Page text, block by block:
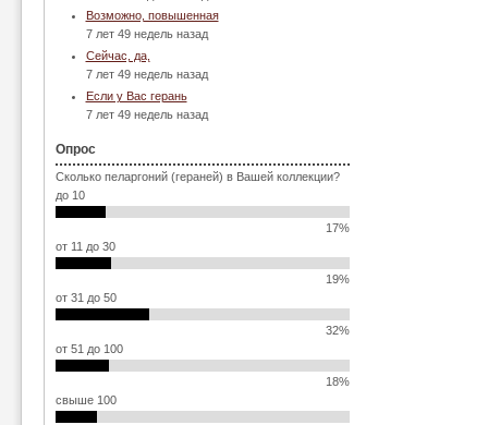
Возможно, повышенная
7 лет 49 недель назад
Сейчас, да,
7 лет 49 недель назад
Если у Вас герань
7 лет 49 недель назад
Опрос
Сколько пеларгоний (гераней) в Вашей коллекции?
до 10
17%
от 11 до 30
19%
от 31 до 50
32%
от 51 до 100
18%
свыше 100